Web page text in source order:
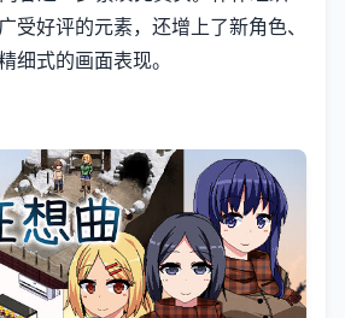
受好评的元素，还增上了​​新角色、
细式的画面表现。